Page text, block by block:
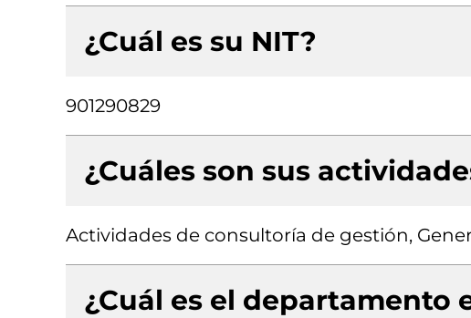
¿Cuál es su NIT?
901290829
¿Cuáles son sus
Actividades de consultoría de gestión,
¿Cuál es el departamento